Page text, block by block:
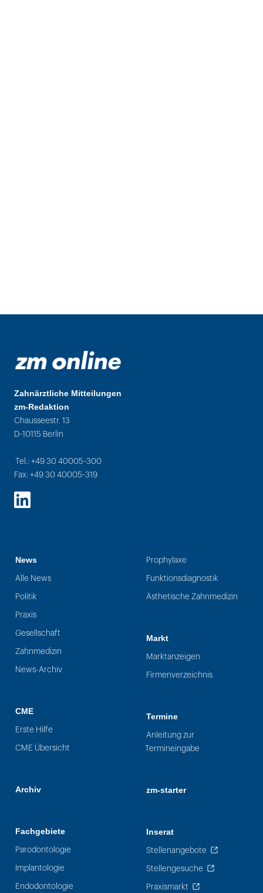
Zahnärztliche Mitteilungen
zm-Redaktion
Chausseestr. 13
D-10115 Berlin
Tel.: +49 30 40005-300
Fax: +49 30 40005-319
LinkedIn
News
Alle News
Politik
Praxis
Gesellschaft
Zahnmedizin
News-Archiv
CME
Erste Hilfe
CME Übersicht
Archiv
Fachgebiete
Parodontologie
Implantologie
Endodontologie
Prophylaxe
Funktionsdiagnostik
Ästhetische Zahnmedizin
Markt
Marktanzeigen
Firmenverzeichnis
Termine
Anleitung zur
Termineingabe
zm-starter
Inserat
Stellenangebote
Stellengesuche
Praxismarkt